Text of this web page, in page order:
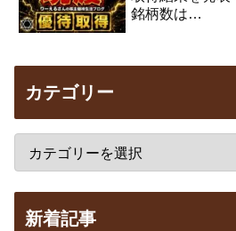
銘柄数は…
カテゴリー
新着記事